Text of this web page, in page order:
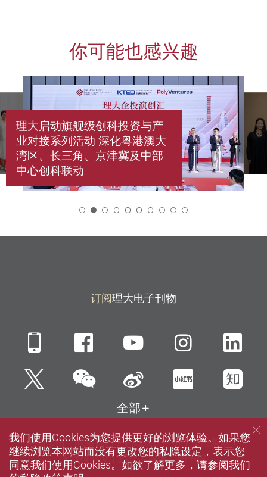
你可能也感兴趣
理大启动旗舰级创科投资与产
业对接系列活动 深化粤港澳大
湾区、长三角、京津冀及中部
中心创科联动
订阅理大电子刊物
Mobile FacebookYouTube
Twitter微信 新浪微博小红书知
全部
网站指南 联络我们 私隐政策声明
使用条款
无障碍网页
招聘 媒体 图书馆
我们使用Cookies为您提供更好的浏览体验。如果您
继续浏览本网站而没有更改您的私隐设定，表示您
同意我们使用Cookies。如欲了解更多，请参阅我们